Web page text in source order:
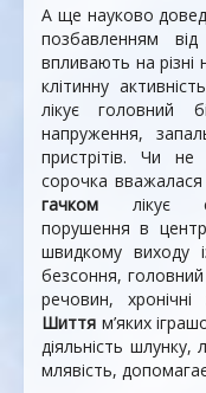
А ще науково
позбавленням
впливають на різні
клітинну
лікує головний
напруження,
пристрітів. Чи
сорочка
гачком лікує
порушення в
швидкому виходу
безсоння,
речовин,
Шиття м’яких
діяльність шлунку,
млявість,